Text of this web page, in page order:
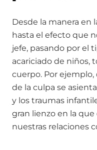
Desde la manera en
hasta el efecto que
jefe, pasando por el
acariciado de niños,
cuerpo. Por
de la culpa se
y los traumas
gran lienzo en la
nuestras relaciones